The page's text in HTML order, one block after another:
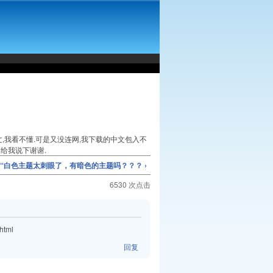
看不懂.可是又没连网,我下载的中文包入不
我说下谢谢.
白色主题太刺眼了，有暗色的主题吗？？？ ›
6530 次点击
回复